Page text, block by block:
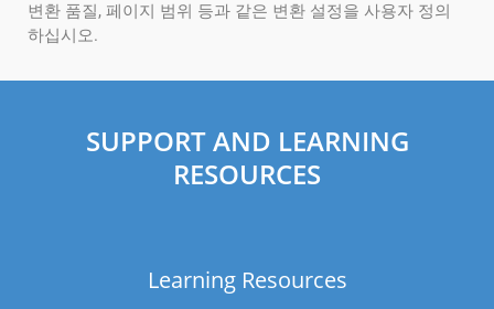
변환 품질, 페이지 범위 등과 같은 변환 설정을 사용자 정의
하십시오.
SUPPORT AND LEARNING
RESOURCES
Learning Resources